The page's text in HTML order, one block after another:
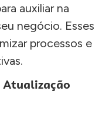
auxiliar na
negócio. Esses
processos e